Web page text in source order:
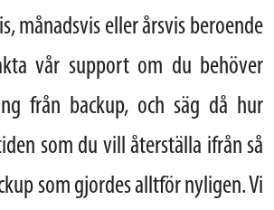
månadsvis eller årsvis beroende
vår support om du behöver
från backup, och säg då hur
som du vill återställa ifrån så
som gjordes alltför nyligen. Vi